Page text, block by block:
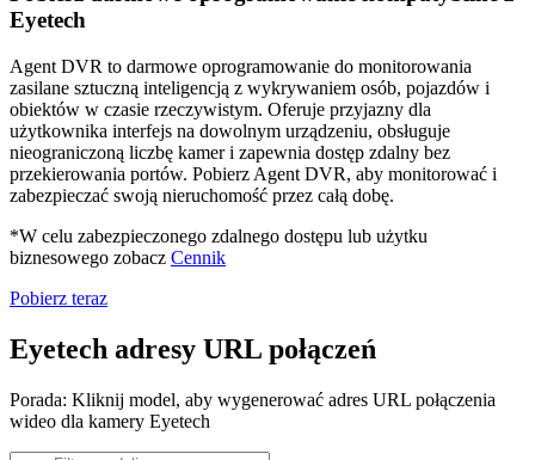
Eyetech
Agent DVR to darmowe oprogramowanie do monitorowania
zasilane sztuczną inteligencją z wykrywaniem osób, pojazdów i
obiektów w czasie rzeczywistym. Oferuje przyjazny dla
użytkownika interfejs na dowolnym urządzeniu, obsługuje
nieograniczoną liczbę kamer i zapewnia dostęp zdalny bez
przekierowania portów. Pobierz Agent DVR, aby monitorować i
zabezpieczać swoją nieruchomość przez całą dobę.
*W celu zabezpieczonego zdalnego dostępu lub użytku
biznesowego zobacz Cennik
Pobierz teraz
Eyetech adresy URL połączeń
Porada: Kliknij model, aby wygenerować adres URL połączenia
wideo dla kamery Eyetech